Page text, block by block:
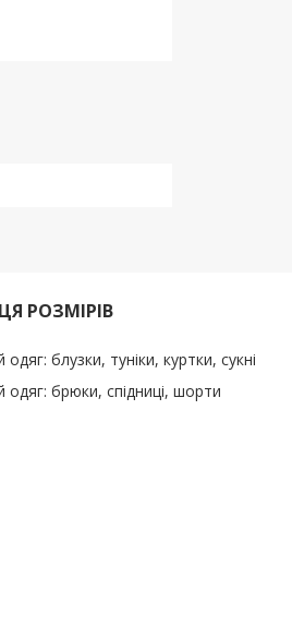
РОЗМІРІВ
одяг: блузки, туніки, куртки, сукні
одяг: брюки, спідниці, шорти